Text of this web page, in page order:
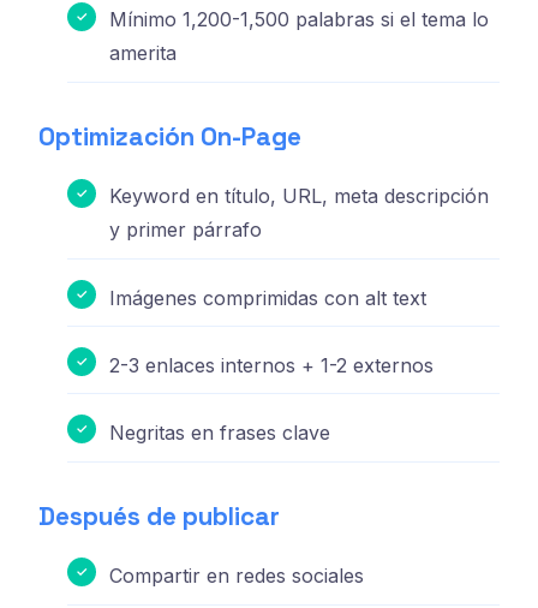
Mínimo 1,200-1,500 palabras si el tema lo
amerita
Optimización On-Page
Keyword en título, URL, meta descripción
y primer párrafo
Imágenes comprimidas con alt text
2-3 enlaces internos + 1-2 externos
Negritas en frases clave
Después de publicar
Compartir en redes sociales